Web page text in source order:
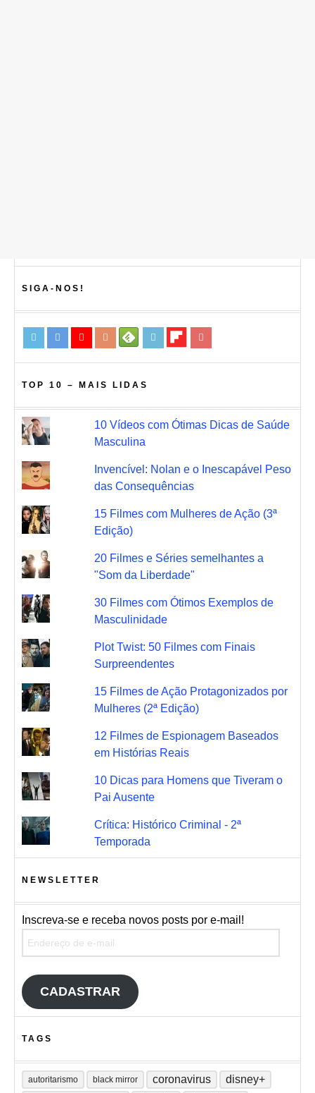
SIGA-NOS!
TOP 10 – MAIS LIDAS
10 Vídeos com Ótimas Dicas de Saúde
Masculina
Invencível: Nolan e o Inescapável Peso
das Consequências
15 Filmes com Mulheres de Ação (3ª
Edição)
20 Filmes e Séries semelhantes a
"Som da Liberdade"
30 Filmes com Ótimos Exemplos de
Masculinidade
Plot Twist: 50 Filmes com Finais
Surpreendentes
15 Filmes de Ação Protagonizados por
Mulheres (2ª Edição)
12 Filmes de Espionagem Baseados
em Histórias Reais
10 Dicas para Homens que Tiveram o
Pai Ausente
Crítica: Histórico Criminal - 2ª
Temporada
NEWSLETTER
Inscreva-se e receba novos posts por e-mail!
CADASTRAR
TAGS
autoritarismo black mirror coronavirus disney+